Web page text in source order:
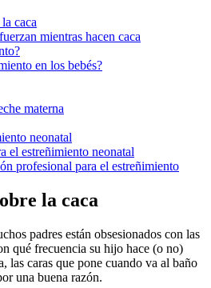
caca
mientras hacen caca
en los bebés?
materna
neonatal
el estreñimiento neonatal
profesional para el estreñimiento
la caca
padres están obsesionados con las
qué frecuencia su hijo hace (o no)
las caras que pone cuando va al baño
una buena razón.